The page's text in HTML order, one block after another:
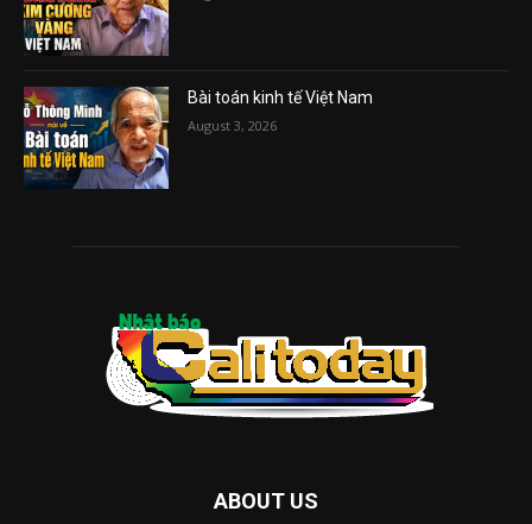
Bài toán kinh tế Việt Nam
August 3, 2026
ABOUT US